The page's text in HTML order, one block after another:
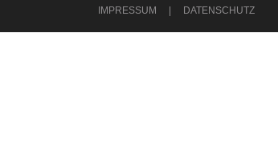
IMPRESSUM DATENSCHUTZ